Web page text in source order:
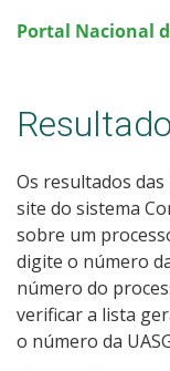
Portal Nacional
Os resultados das
site do sistema
sobre um
digite o número
número do
verificar a lista
o número da